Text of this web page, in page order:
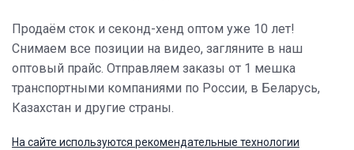
Продаём сток и секонд-хенд оптом уже 10 лет!
Снимаем все позиции на видео, загляните в наш
оптовый прайс. Отправляем заказы от 1 мешка
транспортными компаниями по России, в Беларусь,
Казахстан и другие страны.
На сайте используются рекомендательные технологии